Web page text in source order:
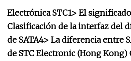
Electrónica STC1> El
Clasificación de la interfaz del
de SATA4> La diferencia entre
de STC Electronic (Hong Kong)